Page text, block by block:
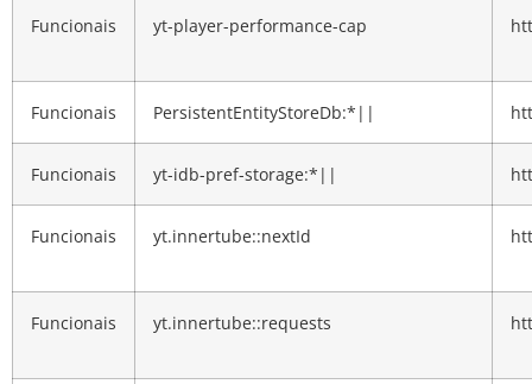
Funcionais yt-player-performance-cap
Funcionais PersistentEntityStoreDb:*||
Funcionais yt-idb-pref-storage:*||
Funcionais yt.innertube::nextId
Funcionais yt.innertube::requests